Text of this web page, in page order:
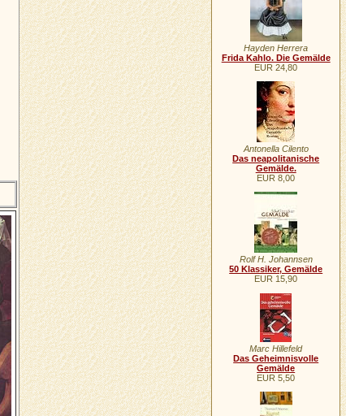
Hayden Herrera
Frida Kahlo. Die Gemälde
EUR 24,80
Antonella Cilento
Das neapolitanische
Gemälde.
EUR 8,00
Rolf H. Johannsen
50 Klassiker, Gemälde
EUR 15,90
Marc Hillefeld
Das Geheimnisvolle
Gemälde
EUR 5,50